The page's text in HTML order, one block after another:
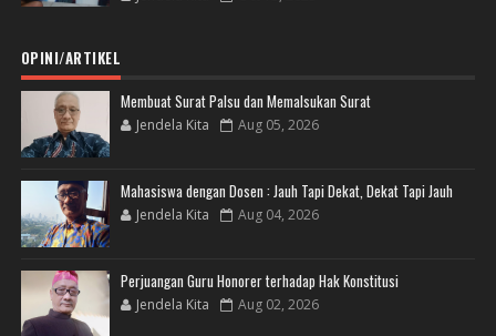
OPINI/ARTIKEL
Membuat Surat Palsu dan Memalsukan Surat
Jendela Kita Aug 05, 2026
Mahasiswa dengan Dosen : Jauh Tapi Dekat, Dekat Tapi Jauh
Jendela Kita Aug 04, 2026
Perjuangan Guru Honorer terhadap Hak Konstitusi
Jendela Kita Aug 02, 2026